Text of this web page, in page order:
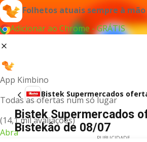
Folhetos atuais sempre à mão
Adicionar ao Chrome - GRÁTIS
App Kimbino
Todas as ofertas num só lugar
(14,1 mil avaliações)
Abra
Bistek Supermercados
Bistek Supermercados
Bistekâo de 08/07
PUBLICIDADE